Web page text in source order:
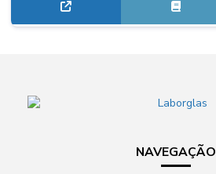
NAVEGAÇÃO